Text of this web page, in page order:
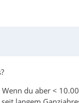
du aber <